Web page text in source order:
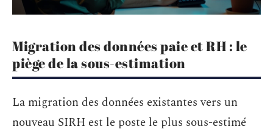
Migration des données paie et RH : le
piège de la sous-estimation
La migration des données existantes vers un
nouveau SIRH est le poste le plus sous-estimé